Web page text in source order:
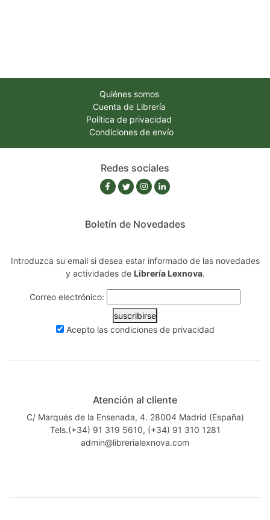
Quiénes somos
Cuenta de Librería
Política de privacidad
Condiciones de envío
Redes sociales
Boletín de Novedades
Introduzca su email si desea estar informado de las novedades
y actividades de Librería Lexnova.
Correo electrónico:
suscribirse
Acepto las condiciones de privacidad
Atención al cliente
C/ Marqués de la Ensenada, 4. 28004 Madrid (España)
Tels.(+34) 91 319 5610, (+34) 91 310 1281
admin@librerialexnova.com